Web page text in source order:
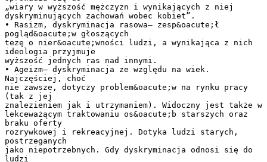
„wiary w wyższość mężczyzn i wynikających z niej
dyskryminujących zachowań wobec kobiet”.
• Rasizm, dyskryminacja rasowa– zesp&oacute;ł
pogląd&oacute;w głoszących
tezę o nier&oacute;wności ludzi, a wynikająca z nich
ideologia przyjmuje
wyższość jednych ras nad innymi.
• Ageizm– dyskryminacja ze względu na wiek.
Najczęściej, choć
nie zawsze, dotyczy problem&oacute;w na rynku pracy
(tak z jej
znalezieniem jak i utrzymaniem). Widoczny jest także w
lekceważącym traktowaniu os&oacute;b starszych oraz
braku oferty
rozrywkowej i rekreacyjnej. Dotyka ludzi starych,
postrzeganych
jako niepotrzebnych. Gdy dyskryminacja odnosi się do
ludzi